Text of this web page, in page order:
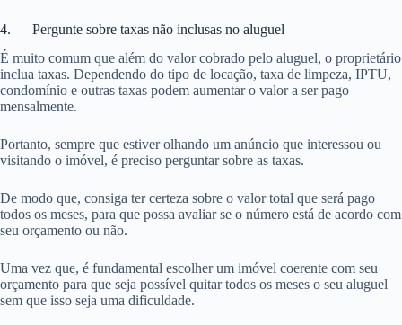
4. Pergunte sobre taxas não inclusas no aluguel
É muito comum que além do valor cobrado pelo aluguel, o proprietário
inclua taxas. Dependendo do tipo de locação, taxa de limpeza, IPTU,
condomínio e outras taxas podem aumentar o valor a ser pago
mensalmente.
Portanto, sempre que estiver olhando um anúncio que interessou ou
visitando o imóvel, é preciso perguntar sobre as taxas.
De modo que, consiga ter certeza sobre o valor total que será pago
todos os meses, para que possa avaliar se o número está de acordo com
seu orçamento ou não.
Uma vez que, é fundamental escolher um imóvel coerente com seu
orçamento para que seja possível quitar todos os meses o seu aluguel
sem que isso seja uma dificuldade.